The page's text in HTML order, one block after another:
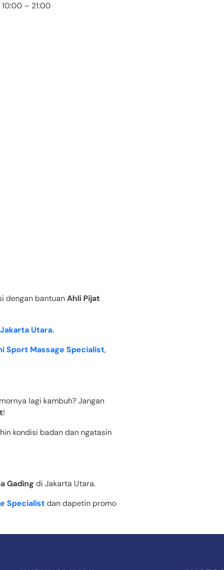
– 21:00
dengan bantuanAhli Pijat
Utara.
Sport Massage Specialist,
lagi kambuh? Jangan
!
kondisi badan dan ngatasin
Gading di Jakarta Utara.
Specialistdan dapetin promo